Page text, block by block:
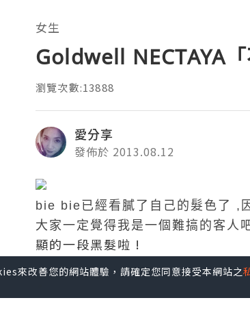
女生
Goldwell NECTAYA
瀏覽次數:13888
愛分享
發佈於 2013.08.12
bie bie已經看膩了自己的髮色了 ,
大家一定覺得我是一個難搞的客人
顯的一段黑髮啦 !
來改善您的網站體驗，請確定您同意接受本網站之